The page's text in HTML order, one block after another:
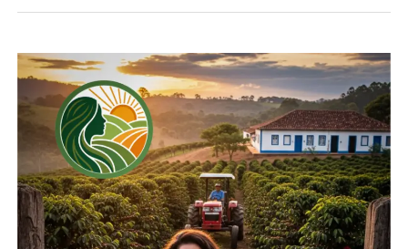
comentou Manfio.
GUARAPUAVA
O município com maior produção de cevada do
Brasil é Guarapuava, e o resultado da atual safra,
que ainda é preliminar, explica de forma geral a
quebra na região. De 104 mil toneladas esperadas,
62 mil foram colhidas, ou seja, cerca de 40% de